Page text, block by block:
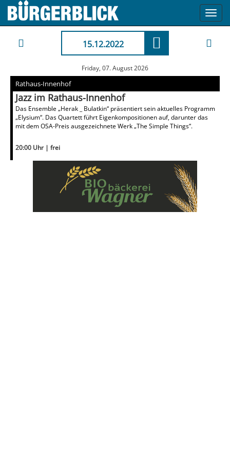
15.12.2022
Friday, 07. August 2026
Rathaus-Innenhof
Jazz im Rathaus-Innenhof
Das Ensemble „Herak _ Bulatkin“ präsentiert sein aktuelles Programm
„Elysium“. Das Quartett führt Eigenkompositionen auf, darunter das
mit dem OSA-Preis ausgezeichnete Werk „The Simple Things“.
20:00 Uhr | frei